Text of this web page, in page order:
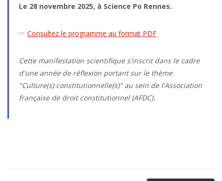
Le 28 novembre 2025, à Science Po Rennes.
☞ Consultez le programme au format PDF
Cette manifestation scientifique s'inscrit dans le cadre
d'une année de réflexion portant sur le thème
"Culture(s) constitutionnelle(s)" au sein de l'Association
française de droit constitutionnel (AFDC).